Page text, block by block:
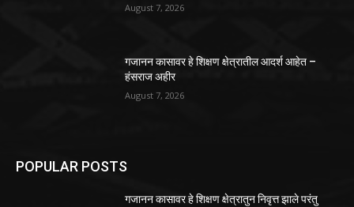
August 7, 2026
गजानन कासावर हे शिक्षण क्षेत्रातील आदर्श आहेत –
हंसराज अहीर
August 7, 2026
POPULAR POSTS
गजानन कासावर हे शिक्षण क्षेत्रातुन निवृत्त झाले परंतु